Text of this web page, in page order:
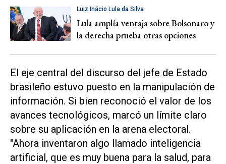
Luiz Inácio Lula da Silva
Lula amplía ventaja sobre Bolsonaro y
la derecha prueba otras opciones
El eje central del discurso del jefe de Estado
brasileño estuvo puesto en la manipulación de
información. Si bien reconoció el valor de los
avances tecnológicos, marcó un límite claro
sobre su aplicación en la arena electoral.
"Ahora inventaron algo llamado inteligencia
artificial, que es muy buena para la salud, para